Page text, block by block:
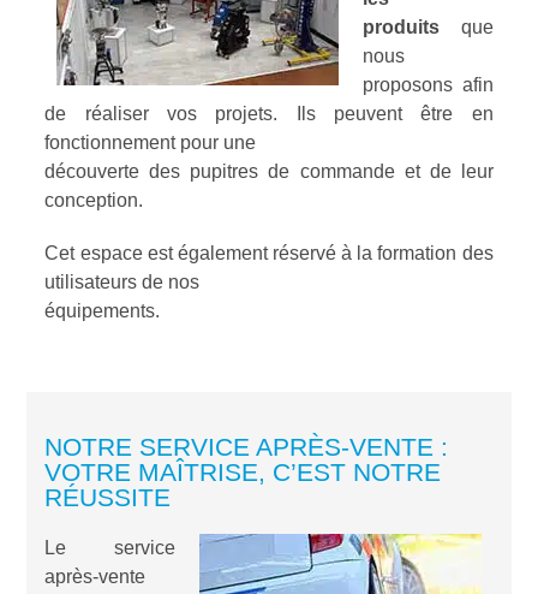
produits que
nous
proposons afin
de réaliser vos projets. Ils peuvent être en
fonctionnement pour une
découverte des pupitres de commande et de leur
conception.
Cet espace est également réservé à la formation des
utilisateurs de nos
équipements.
NOTRE SERVICE APRÈS-VENTE :
VOTRE MAÎTRISE, C’EST NOTRE
RÉUSSITE
Le service
après-vente